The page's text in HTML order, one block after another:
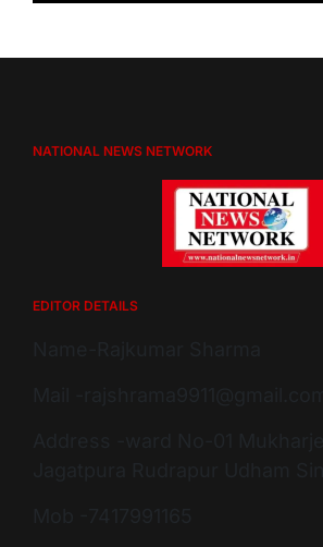
NATIONAL NEWS NETWORK
EDITOR DETAILS